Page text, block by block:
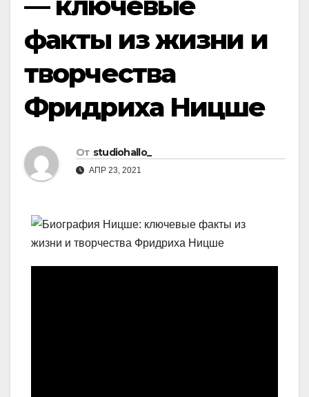
факты из жизни и
творчества
Фридриха Ницше
От studiohallo_
АПР 23, 2021